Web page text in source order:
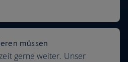
müssen
gerne weiter. Unser